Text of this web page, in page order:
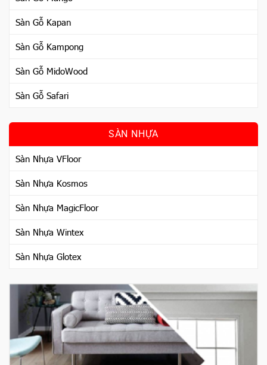
Sàn Gỗ Kapan
Sàn Gỗ Kampong
Sàn Gỗ MidoWood
Sàn Gỗ Safari
SÀN NHỰA
Sàn Nhựa VFloor
Sàn Nhựa Kosmos
Sàn Nhựa MagicFloor
Sàn Nhựa Wintex
Sàn Nhựa Glotex